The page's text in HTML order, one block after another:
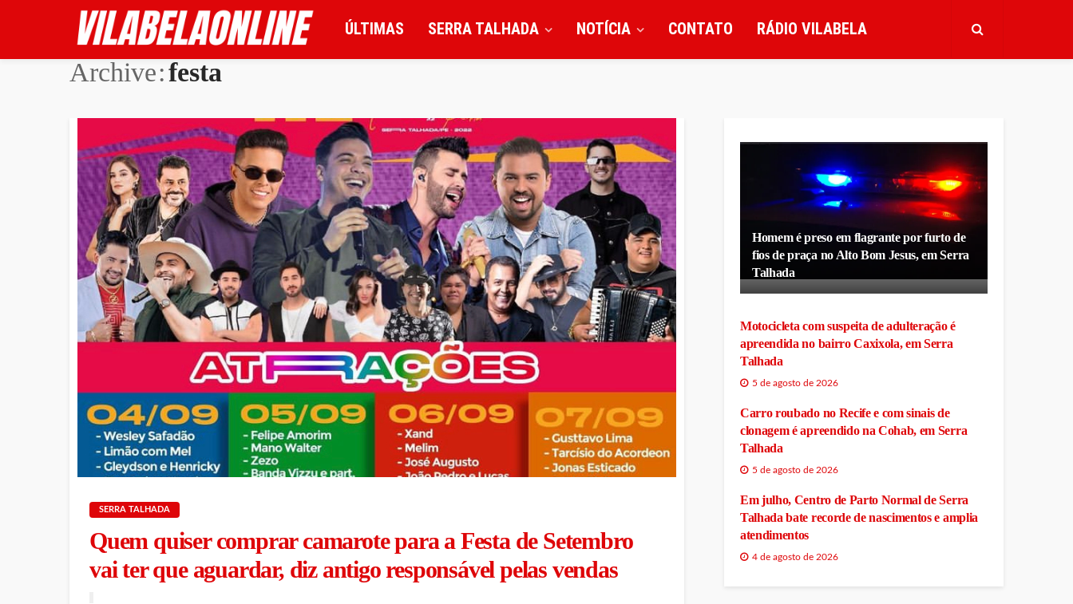
ÚLTIMAS SERRA TALHADA NOTÍCIA CONTATO RÁDIO VILABELA
Archive festa
SERRA TALHADA
Quem quiser comprar camarote para a Festa de Setembro
vai ter que aguardar, diz antigo responsável pelas vendas
Homem é preso em flagrante por furto de
fios de praça no Alto Bom Jesus, em Serra
Talhada
Motocicleta com suspeita de adulteração é
apreendida no bairro Caxixola, em Serra
Talhada
5 de agosto de 2026
Carro roubado no Recife e com sinais de
clonagem é apreendido na Cohab, em Serra
Talhada
5 de agosto de 2026
Em julho, Centro de Parto Normal de Serra
Talhada bate recorde de nascimentos e amplia
atendimentos
4 de agosto de 2026